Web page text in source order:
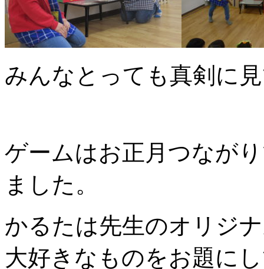
みんなとっても真剣に
ゲームはお正月つなが
ました。
かるたは先生のオリジ
大好きなものをお題に